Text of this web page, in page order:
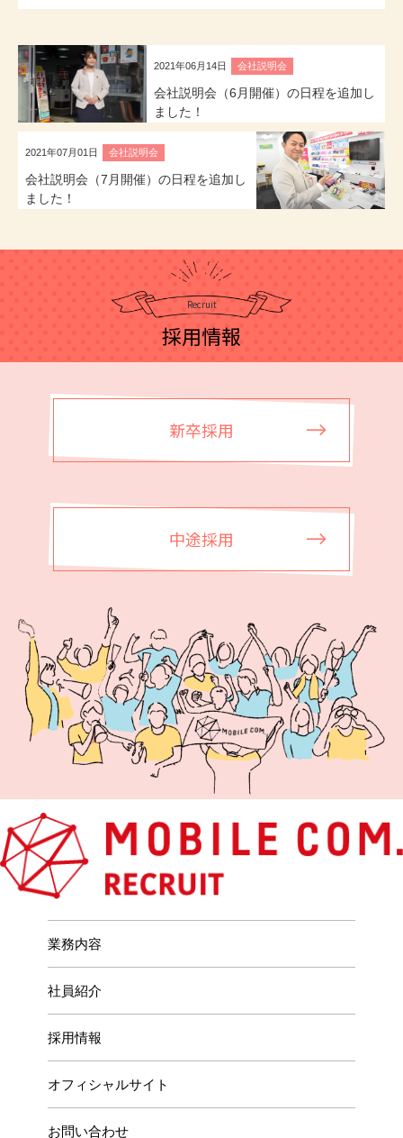
2021年06月14日 会社説明会
会社説明会（6月開催）の日程を追加し
ました！
2021年07月01日 会社説明会
会社説明会（7月開催）の日程を追加し
ました！
Recruit
採用情報
新卒採用
中途採用
業務内容
社員紹介
採用情報
オフィシャルサイト
お問い合わせ